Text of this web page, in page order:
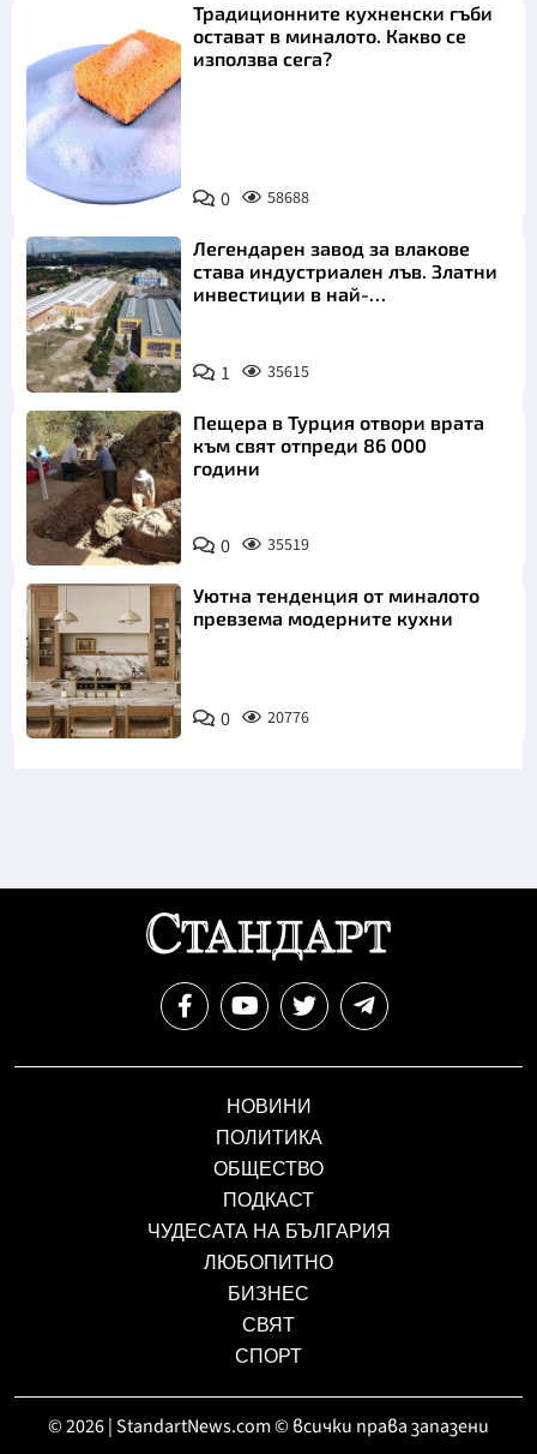
Снимка:
Пиксабей
Традиционните кухненски гъби
остават в миналото. Какво се
използва сега?
0 58688
Легендарен завод за влакове
става индустриален лъв. Златни
инвестиции в най-
1 35615
Пещера в Турция отвори врата
към свят отпреди 86 000
години
0 35519
Уютна тенденция от миналото
превзема модерните кухни
0 20776
НОВИНИ
ПОЛИТИКА
ОБЩЕСТВО
ПОДКАСТ
ЧУДЕСАТА НА БЪЛГАРИЯ
ЛЮБОПИТНО
БИЗНЕС
СВЯТ
СПОРТ
© 2026 | StandartNews.com © всички права запазени